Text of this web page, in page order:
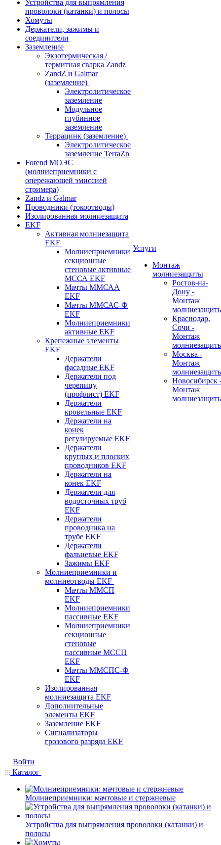
Устройства для выпрямления
проволоки (катанки) и полосы
Хомуты
Держатели, зажимы и
соединители
Заземление
Экзотермическая /
термитная сварка Zandz
ZandZ и Galmar
(заземление)
Электролитическое
заземление
Модульное
глубинное
заземление
Террацинк (заземление)
Электролитическое
заземление TerraZn
Forend МОЭС
(молниеприемники с
опережающей эмиссией
стримера)
Zandz и Galmar
Проводники (токоотводы)
Изолированная молниезащита
EKF
Активная молниезащита
EKF
Молниеприемники
секционные
стеновые активные
МССА EKF
Мачты ММСАА
EKF
Мачты ММСАС-Ф
EKF
Молниеприемники
активные EKF
Крепежные элементы
EKF
Держатели
фасадные EKF
Держатели под
черепицу
(профлист) EKF
Держатели
кровельные EKF
Держатели на
конек
регулируемые EKF
Держатели
круглых и плоских
проводников EKF
Держатели на
конек EKF
Держатели для
водосточных труб
EKF
Держатели
проводника на
трубе EKF
Держатели
фальцевые EKF
Зажимы EKF
Молниеприемники и
молниеотводы EKF
Мачты ММСП
EKF
Молниеприемники
пассивные EKF
Молниеприемники
секционные
стеновые
пассивные МССП
EKF
Мачты ММСПС-Ф
EKF
Изолированная
молниезащита EKF
Дополнительные
элементы EKF
Заземление EKF
Сигнализаторы
грозового разряда EKF
Услуги
Монтаж
молниезащиты
Ростов-на-
Дону -
Монтаж
Краснодар,
Сочи -
Монтаж
Москва -
Монтаж
Новосибирск
Монтаж
Войти
Каталог
Молниеприемники: мачтовые и стержневые
Устройства для выпрямления проволоки (катанки) и
полосы